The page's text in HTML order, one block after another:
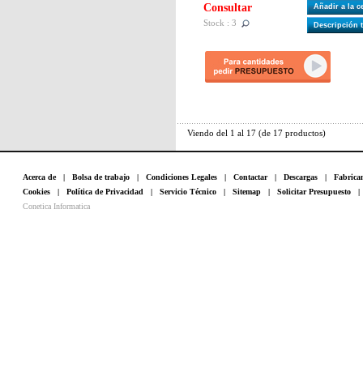
Consultar
Stock : 3
Añadir a la
Descripción
Viendo del 1 al 17 (de 17 productos)
Acerca de| Bolsa de trabajo | Condiciones Legales | Contactar| Descargas |
Cookies | Política de Privacidad | Servicio Técnico | Sitemap | Solicitar Presupuesto
Conetica Informatica